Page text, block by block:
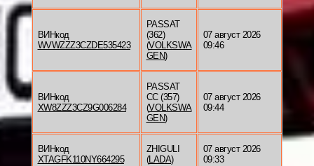
ВИНкод
WVWZZZ3CZDE535423
PASSAT
(362)
(VOLKSWA
GEN)
07 август 2026
09:46
ВИНкод
XW8ZZZ3CZ9G006284
PASSAT
CC (357)
(VOLKSWA
GEN)
07 август 2026
09:44
ВИНкод
XTAGFK110NY664295
ZHIGULI
(LADA)
07 август 2026
09:33